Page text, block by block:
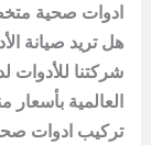
ادوات صحية
هل تريد صيانة
شركتنا للأدوات
العالمية
تركيب ادوات